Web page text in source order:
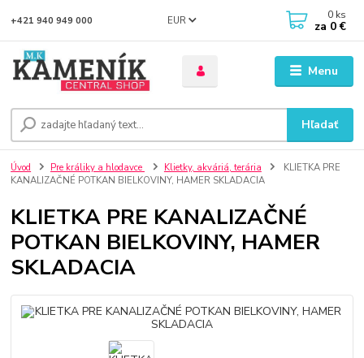
Menu
EUR
Hľadať
+421 940 949 000 0 ks
za 0 €
Úvod Pre králiky a hlodavce Klietky, akváriá, terária
KLIETKA PRE
KANALIZAČNÉ POTKAN BIELKOVINY, HAMER SKLADACIA
KLIETKA PRE KANALIZAČNÉ
POTKAN BIELKOVINY, HAMER
SKLADACIA